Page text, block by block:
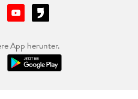
App herunter.